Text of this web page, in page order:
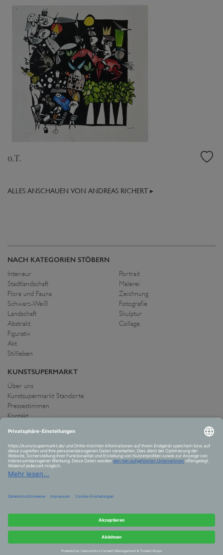
o.T.
ALLES ANSCHAUEN VON ANDREAS RICHERT ▸
NACH KATEGORIEN STÖBERN
Interieur
Stadtlandschaft
Flora und Fauna
Schwarz-Weiß
Landschaft
Abstrakt
Figurativ
Akt
Stillleben
Portrait
Malerei
Zeichnung
Fotografie
Skulptur
Collage
KUNSTSUPERMARKT
Über uns
Kunstsupermarkt Standorte
Pressestimmen
Kontakt
IMPRESSUM UND AGB
Allgemeine Geschäftsbedingungen
Widerrufsrecht
Datenschutzerklärung
Allgemeine Geschäftsbedingungen
Versand und Zahlung